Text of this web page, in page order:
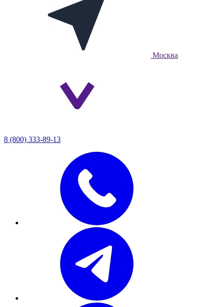
Москва
8 (800) 333-89-13